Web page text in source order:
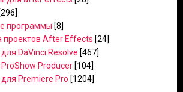
[296]
программы [8]
проектов After Effects [24]
DaVinci Resolve [467]
Producer [104]
Premiere Pro [1204]